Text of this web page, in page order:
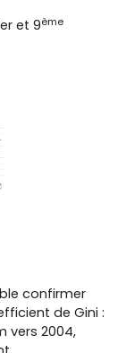
et 9ème
confirmer
de Gini :
vers 2004,